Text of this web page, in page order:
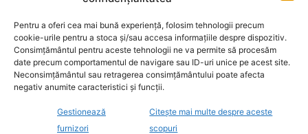
Pentru a oferi cea mai bună experiență, folosim tehnologii precum
cookie-urile pentru a stoca și/sau accesa informațiile despre dispozitiv.
Consimțământul pentru aceste tehnologii ne va permite să procesăm
date precum comportamentul de navigare sau ID-uri unice pe acest site.
Neconsimțământul sau retragerea consimțământului poate afecta
negativ anumite caracteristici și funcții.
Gestionează
furnizori
Citește mai multe despre aceste
scopuri
slăbească NABU și SAPO, dar proteste masive
l-au forțat să renunțe – iar acum, aceleași
agenții îl lovesc direct.
Cum evoluează criza:
Zile dramatice la Kiev